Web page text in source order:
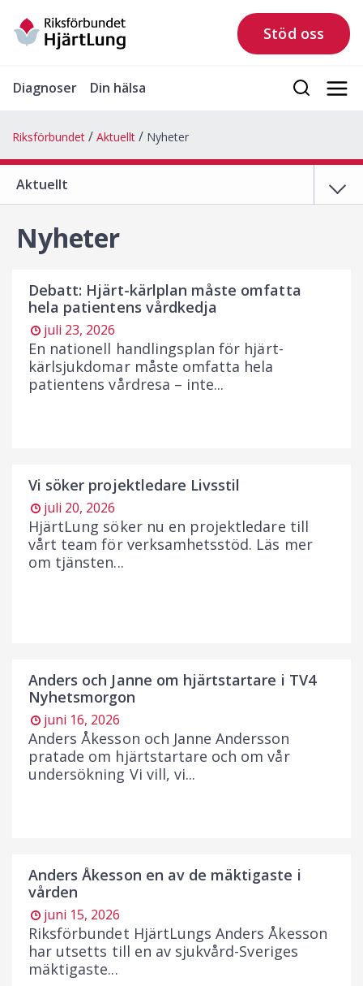
Stöd oss
Diagnoser Din hälsa
Riksförbundet Aktuellt Nyheter
Aktuellt
Nyheter
Debatt: Hjärt-kärlplan måste omfatta
hela patientens vårdkedja
juli 23, 2026
En nationell handlingsplan för hjärt-
kärlsjukdomar måste omfatta hela
patientens vårdresa – inte...
Vi söker projektledare Livsstil
juli 20, 2026
HjärtLung söker nu en projektledare till
vårt team för verksamhetsstöd. Läs mer
om tjänsten...
Anders och Janne om hjärtstartare i TV4
Nyhetsmorgon
juni 16, 2026
Anders Åkesson och Janne Andersson
pratade om hjärtstartare och om vår
undersökning Vi vill, vi...
Anders Åkesson en av de mäktigaste i
vården
juni 15, 2026
Riksförbundet HjärtLungs Anders Åkesson
har utsetts till en av sjukvård-Sveriges
mäktigaste...